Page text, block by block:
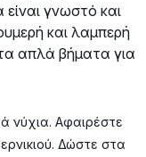
είναι γνωστό και
και λαμπερή
απλά βήματα για
νύχια. Αφαιρέστε
Δώστε στα